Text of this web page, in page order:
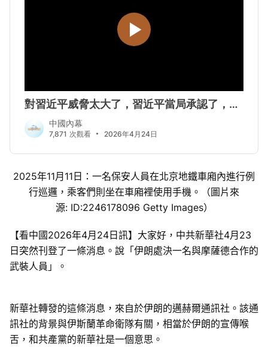
2025年11月11日：一名保安人員在北京地鐵車廂內進行例
行巡邏，乘客們則坐在車廂裡使用手機。（圖片來
源: ID:2246178096 Getty Images）
【看中國2026年4月24日訊】大家好，中共新華社4月23
日突然刊登了一條消息。說「伊朗處決一名與摩薩德合作的
武裝人員」。
新華社轉發的這條消息，來自於伊朗的邁赫爾通訊社。該通
訊社的背景與伊斯蘭革命衛隊有關，相當於伊朗的宣傳喉
舌，和共產黨的新華社是一個意思。